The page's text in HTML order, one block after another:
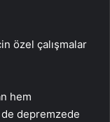
özel çalışmalar
hem
depremzede